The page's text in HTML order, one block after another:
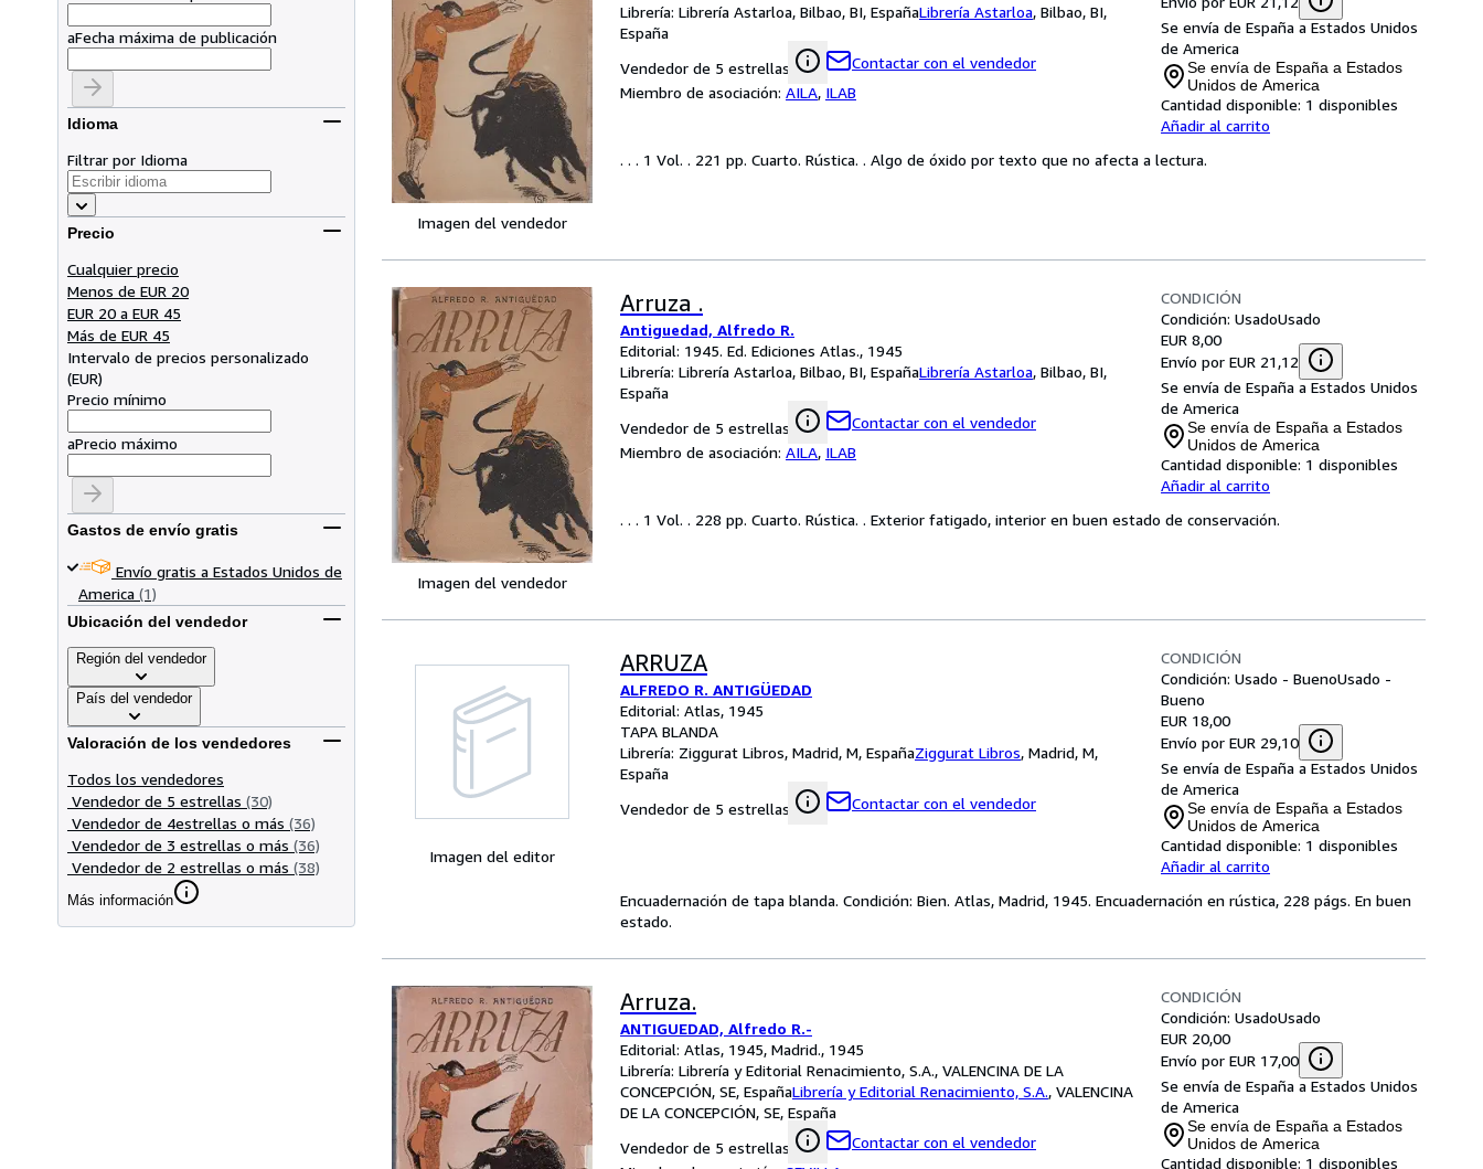
aFecha máxima de publicación
Idioma
Filtrar por Idioma
Precio
Cualquier precio
Menos de EUR 20
EUR 20 a EUR 45
Más de EUR 45
Intervalo de precios personalizado
(EUR)
Precio mínimo
aPrecio máximo
Gastos de envío gratis
Envío gratis a Estados Unidos de
America (1)
Ubicación del vendedor
Región del vendedor
País del vendedor
Valoración de los vendedores
Todos los vendedores
Vendedor de 5 estrellas (30)
Vendedor de 4estrellas o más (36)
Vendedor de 3 estrellas o más (36)
Vendedor de 2 estrellas o más (38)
Más información
Imagen del vendedor
Librería: Librería Astarloa, Bilbao, BI, EspañaLibrería Astarloa, Bilbao, BI,
España
Vendedor de 5 estrellas
Contactar con el vendedor
Miembro de asociación: AILA, ILAB
Se envía de España a Estados Unidos
de America
Se envía de España a Estados
Unidos de America
Cantidad disponible: 1 disponibles
Añadir al carrito
. . . 1 Vol. . 221 pp. Cuarto. Rústica. . Algo de óxido por texto que no afecta a lectura.
Imagen del vendedor
Arruza .
Antiguedad, Alfredo R.
Editorial: 1945. Ed. Ediciones Atlas., 1945
Librería: Librería Astarloa, Bilbao, BI, EspañaLibrería Astarloa, Bilbao, BI,
España
Vendedor de 5 estrellas
Contactar con el vendedor
Miembro de asociación: AILA, ILAB
CONDICIÓN
Condición: UsadoUsado
EUR 8,00
Envío por EUR 21,12
Se envía de España a Estados Unidos
de America
Se envía de España a Estados
Unidos de America
Cantidad disponible: 1 disponibles
Añadir al carrito
. . . 1 Vol. . 228 pp. Cuarto. Rústica. . Exterior fatigado, interior en buen estado de conservación.
Imagen del editor
ARRUZA
ALFREDO R. ANTIGÜEDAD
Editorial: Atlas, 1945
TAPA BLANDA
Librería: Ziggurat Libros, Madrid, M, EspañaZiggurat Libros, Madrid, M,
España
Vendedor de 5 estrellas
Contactar con el vendedor
CONDICIÓN
Condición: Usado - BuenoUsado -
Bueno
EUR 18,00
Envío por EUR 29,10
Se envía de España a Estados Unidos
de America
Se envía de España a Estados
Unidos de America
Cantidad disponible: 1 disponibles
Añadir al carrito
Encuadernación de tapa blanda. Condición: Bien. Atlas, Madrid, 1945. Encuadernación en rústica, 228 págs. En buen
estado.
Arruza.
ANTIGUEDAD, Alfredo R.-
Editorial: Atlas, 1945, Madrid., 1945
Librería: Librería y Editorial Renacimiento, S.A., VALENCINA DE LA
CONCEPCIÓN, SE, EspañaLibrería y Editorial Renacimiento, S.A., VALENCINA
DE LA CONCEPCIÓN, SE, España
Vendedor de 5 estrellas
Contactar con el vendedor
CONDICIÓN
Condición: UsadoUsado
EUR 20,00
Envío por EUR 17,00
Se envía de España a Estados Unidos
de America
Se envía de España a Estados
Unidos de America
Cantidad disponible: 1 disponibles